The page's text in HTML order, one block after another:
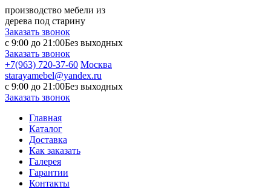
производство мебели из
дерева под старину
Заказать звонок
с 9:00 до 21:00Без выходных
Заказать звонок
+7(963) 720-37-60 Москва
starayamebel@yandex.ru
с 9:00 до 21:00Без выходных
Заказать звонок
Главная
Каталог
Доставка
Как заказать
Галерея
Гарантии
Контакты